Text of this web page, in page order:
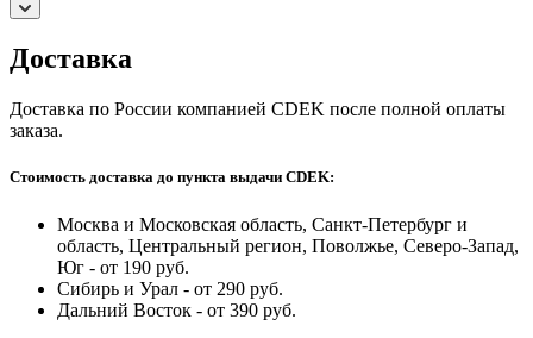
Доставка
Доставка по России компанией CDEK после полной оплаты
заказа.
Стоимость доставка до пункта выдачи CDEK:
Москва и Московская область, Санкт-Петербург и
область, Центральный регион, Поволжье, Северо-Запад,
Юг - от 190 руб.
Сибирь и Урал - от 290 руб.
Дальний Восток - от 390 руб.